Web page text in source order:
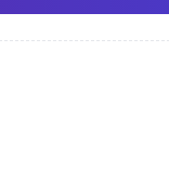
Aquarell Feine